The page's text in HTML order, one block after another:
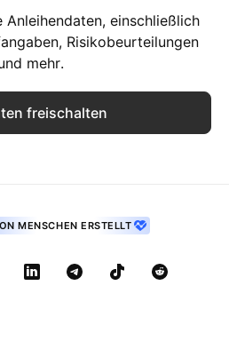
Anleihendaten, einschließlich
Risikobeurteilungen
mehr.
freischalten
MENSCHEN ERSTELLT